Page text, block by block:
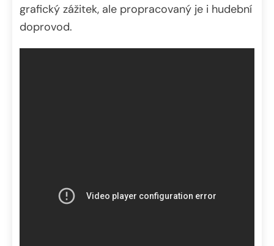
grafický zážitek, ale propracovaný je i hudební
doprovod.